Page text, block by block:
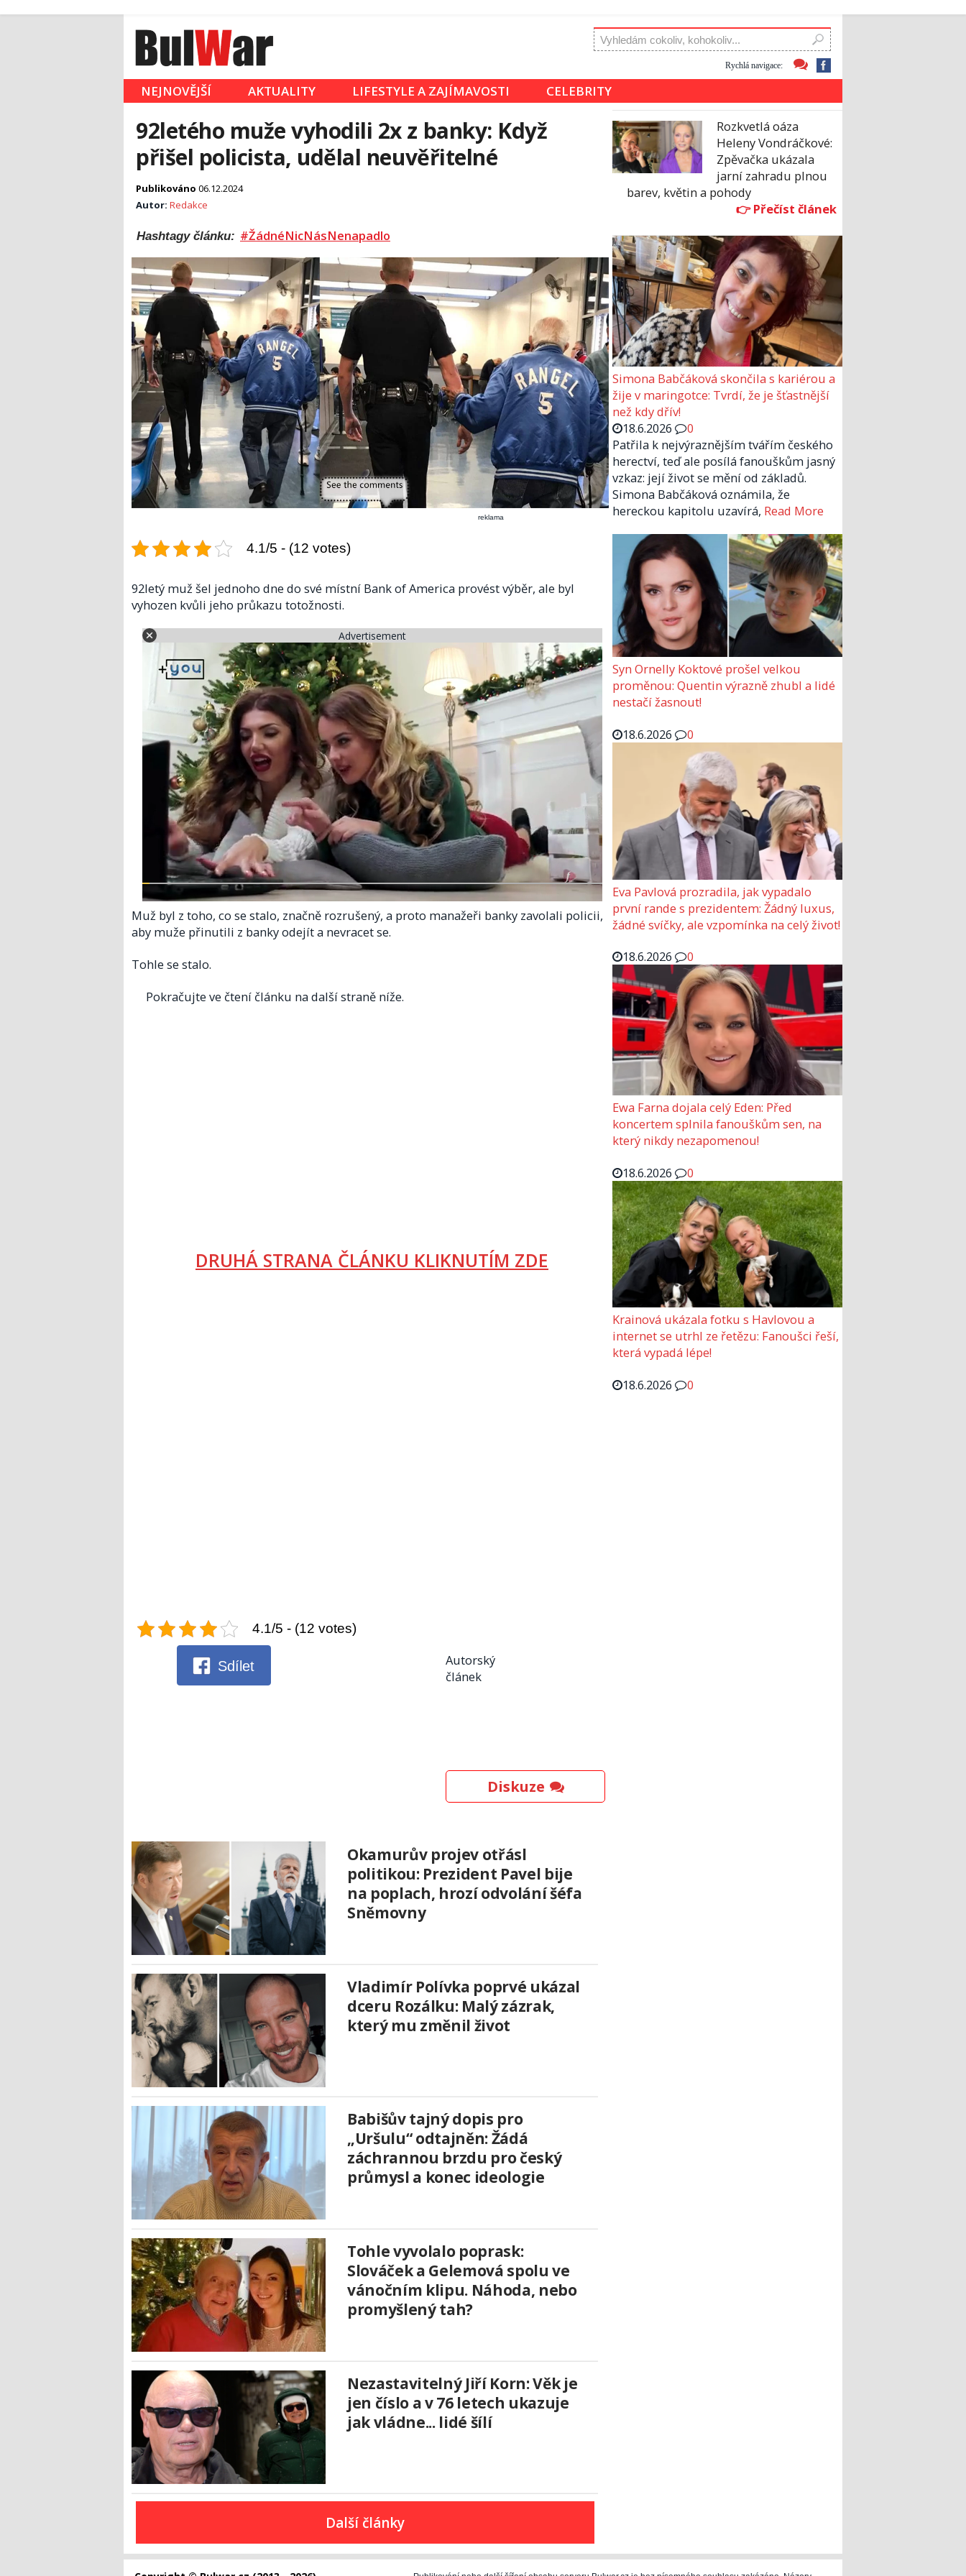
Rychlá navigace:
NEJNOVĚJŠÍ AKTUALITY LIFESTYLE A ZAJÍMAVOSTI CELEBRITY
92letého muže vyhodili 2x z banky: Když
přišel policista, udělal neuvěřitelné
Publikováno 06.12.2024
Autor: Redakce
Hashtagy článku: #ŽádnéNicNásNenapadlo
reklama
4.1/5 - (12 votes)
92letý muž šel jednoho dne do své místní Bank of America provést výběr, ale byl
vyhozen kvůli jeho průkazu totožnosti.
Advertisement
Muž byl z toho, co se stalo, značně rozrušený, a proto manažeři banky zavolali policii,
aby muže přinutili z banky odejít a nevracet se.
Tohle se stalo.
Pokračujte ve čtení článku na další straně níže.
DRUHÁ STRANA ČLÁNKU KLIKNUTÍM ZDE
4.1/5 - (12 votes)
Sdílet
Autorský
článek
Diskuze
Okamurův projev otřásl
politikou: Prezident Pavel bije
na poplach, hrozí odvolání šéfa
Sněmovny
Vladimír Polívka poprvé ukázal
dceru Rozálku: Malý zázrak,
který mu změnil život
Babišův tajný dopis pro
„Uršulu“ odtajněn: Žádá
záchrannou brzdu pro český
průmysl a konec ideologie
Tohle vyvolalo poprask:
Slováček a Gelemová spolu ve
vánočním klipu. Náhoda, nebo
promyšlený tah?
Nezastavitelný Jiří Korn: Věk je
jen číslo a v 76 letech ukazuje
jak vládne... lidé šílí
Další články
Rozkvetlá oáza
Heleny Vondráčkové:
Zpěvačka ukázala
jarní zahradu plnou
barev, květin a pohody
Simona Babčáková skončila s kariérou a
žije v maringotce: Tvrdí, že je šťastnější
než kdy dřív!
18.6.2026
0
Patřila k nejvýraznějším tvářím českého
herectví, teď ale posílá fanouškům jasný
vzkaz: její život se mění od základů.
Simona Babčáková oznámila, že
hereckou kapitolu uzavírá, Read More
Syn Ornelly Koktové prošel velkou
proměnou: Quentin výrazně zhubl a lidé
nestačí žasnout!
18.6.2026
0
Eva Pavlová prozradila, jak vypadalo
první rande s prezidentem: Žádný luxus,
žádné svíčky, ale vzpomínka na celý život!
18.6.2026
0
Ewa Farna dojala celý Eden: Před
koncertem splnila fanouškům sen, na
který nikdy nezapomenou!
18.6.2026
0
Krainová ukázala fotku s Havlovou a
internet se utrhl ze řetězu: Fanoušci řeší,
která vypadá lépe!
18.6.2026
0